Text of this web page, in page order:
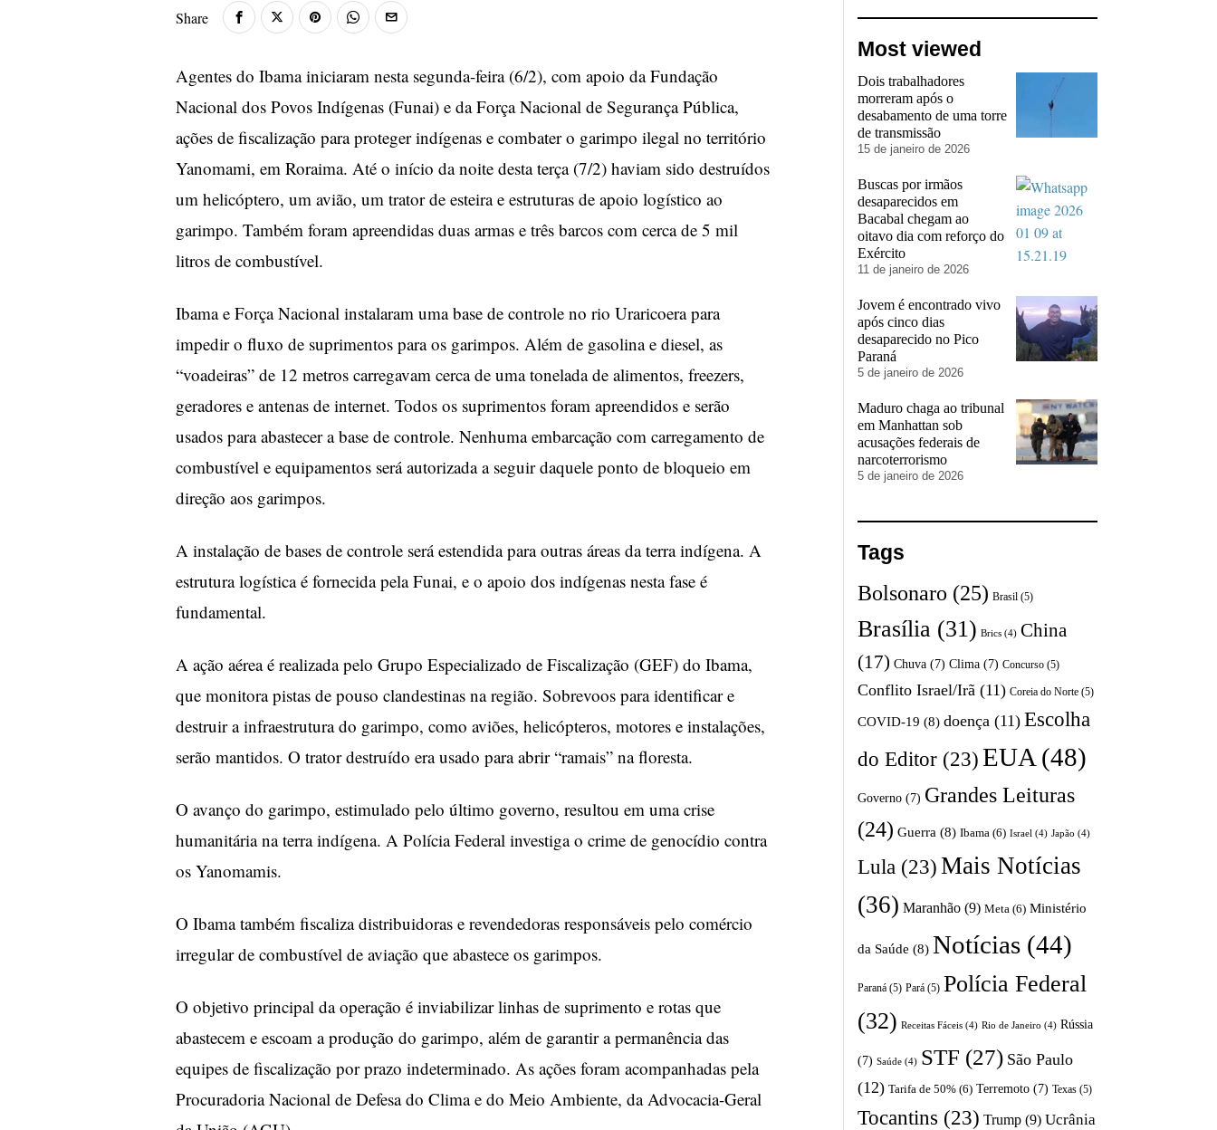
Share
Agentes do Ibama iniciaram nesta segunda-feira (6/2), com apoio da Fundação
Nacional dos Povos Indígenas (Funai) e da Força Nacional de Segurança Pública,
ações de fiscalização para proteger indígenas e combater o garimpo ilegal no território
Yanomami, em Roraima. Até o início da noite desta terça (7/2) haviam sido destruídos
um helicóptero, um avião, um trator de esteira e estruturas de apoio logístico ao
garimpo. Também foram apreendidas duas armas e três barcos com cerca de 5 mil
litros de combustível.
Ibama e Força Nacional instalaram uma base de controle no rio Uraricoera para
impedir o fluxo de suprimentos para os garimpos. Além de gasolina e diesel, as
“voadeiras” de 12 metros carregavam cerca de uma tonelada de alimentos, freezers,
geradores e antenas de internet. Todos os suprimentos foram apreendidos e serão
usados para abastecer a base de controle. Nenhuma embarcação com carregamento de
combustível e equipamentos será autorizada a seguir daquele ponto de bloqueio em
direção aos garimpos.
A instalação de bases de controle será estendida para outras áreas da terra indígena. A
estrutura logística é fornecida pela Funai, e o apoio dos indígenas nesta fase é
fundamental.
A ação aérea é realizada pelo Grupo Especializado de Fiscalização (GEF) do Ibama,
que monitora pistas de pouso clandestinas na região. Sobrevoos para identificar e
destruir a infraestrutura do garimpo, como aviões, helicópteros, motores e instalações,
serão mantidos. O trator destruído era usado para abrir “ramais” na floresta.
O avanço do garimpo, estimulado pelo último governo, resultou em uma crise
humanitária na terra indígena. A Polícia Federal investiga o crime de genocídio contra
os Yanomamis.
O Ibama também fiscaliza distribuidoras e revendedoras responsáveis pelo comércio
irregular de combustível de aviação que abastece os garimpos.
O objetivo principal da operação é inviabilizar linhas de suprimento e rotas que
abastecem e escoam a produção do garimpo, além de garantir a permanência das
equipes de fiscalização por prazo indeterminado. As ações foram acompanhadas pela
Procuradoria Nacional de Defesa do Clima e do Meio Ambiente, da Advocacia-Geral
Most viewed
Dois trabalhadores
morreram após o
desabamento de uma torre
de transmissão
15 de janeiro de 2026
Buscas por irmãos
desaparecidos em
Bacabal chegam ao
oitavo dia com reforço do
Exército
11 de janeiro de 2026
Jovem é encontrado vivo
após cinco dias
desaparecido no Pico
Paraná
5 de janeiro de 2026
Maduro chaga ao tribunal
em Manhattan sob
acusações federais de
narcoterrorismo
5 de janeiro de 2026
Tags
Bolsonaro (25) Brasil (5)
Brasília (31) Brics (4) China
(17) Chuva (7) Clima (7) Concurso (5)
Conflito Israel/Irã (11) Coreia do Norte (5)
COVID-19 (8) doença (11) Escolha
do Editor (23)EUA(48)
Governo (7) Grandes Leituras
(24) Guerra (8) Ibama (6) Israel (4) Japão (4)
Lula (23)Mais Notícias
(36) Maranhão (9) Meta (6) Ministério
da Saúde (8) Notícias (44)
Paraná (5) Pará (5) Polícia Federal
(32) Receitas Fáceis (4) Rio de Janeiro (4) Rússia
(7) Saúde (4) STF (27) São Paulo
(12) Tarifa de 50% (6) Terremoto (7) Texas (5)
Tocantins (23) Trump (9) Ucrânia